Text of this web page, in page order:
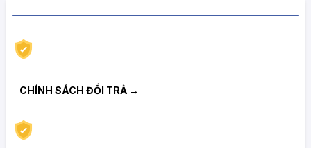
CHÍNH SÁCH ĐỔI TRẢ →